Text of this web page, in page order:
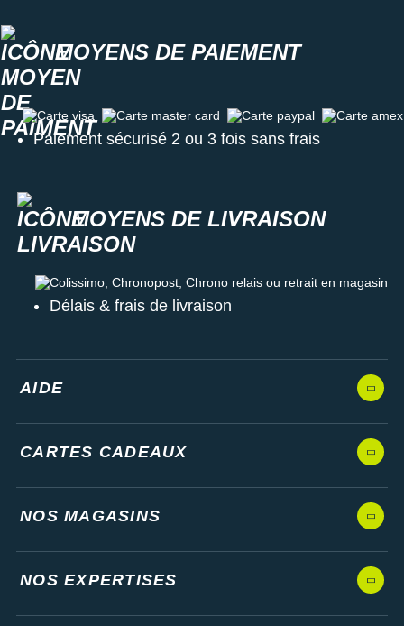
MOYENS DE PAIEMENT
Carte visa Carte master card Carte paypal Carte amex
Paiement sécurisé 2 ou 3 fois sans frais
MOYENS DE LIVRAISON
Colissimo, Chronopost, Chrono relais ou retrait en magasin
Délais & frais de livraison
AIDE
CARTES CADEAUX
NOS MAGASINS
NOS EXPERTISES